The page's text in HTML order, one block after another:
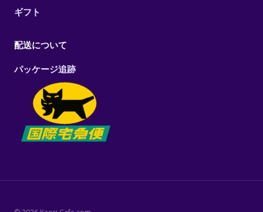
ギフト
配送について
パッケージ追跡